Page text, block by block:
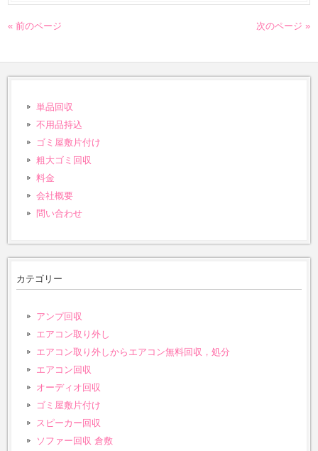
« 前のページ 次のページ »
単品回収
不用品持込
ゴミ屋敷片付け
粗大ゴミ回収
料金
会社概要
問い合わせ
カテゴリー
アンプ回収
エアコン取り外し
エアコン取り外しからエアコン無料回収，処分
エアコン回収
オーディオ回収
ゴミ屋敷片付け
スピーカー回収
ソファー回収 倉敷